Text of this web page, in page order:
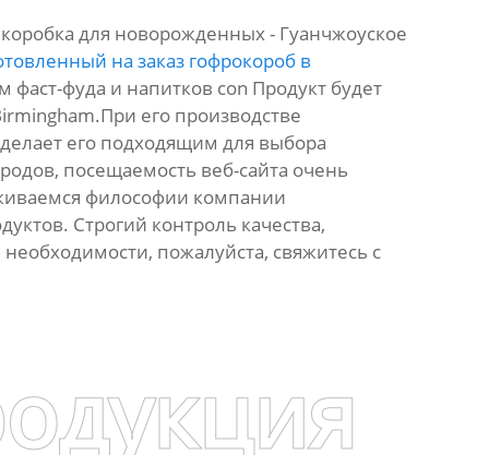
для новорожденных - Гуанчжоуское
на заказ гофрокороб в
фуда и напитков con Продукт будет
его производстве
его подходящим для выбора
посещаемость веб-сайта очень
философии компании
Строгий контроль качества,
пожалуйста, свяжитесь с